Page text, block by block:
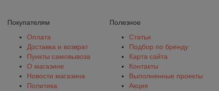
Покупателям
Оплата
Доставка и возврат
Пункты самовывоза
О магазине
Новости магазина
Политика
Полезное
Статьи
Подбор по бренду
Карта сайта
Контакты
Выполненные проекты
Акция